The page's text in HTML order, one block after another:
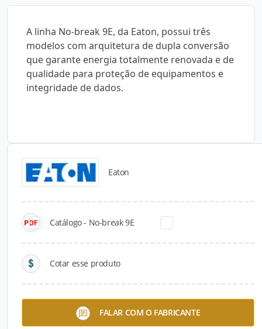
A linha No-break 9E, da Eaton, possui três
modelos com arquitetura de dupla conversão
que garante energia totalmente renovada e de
qualidade para proteção de equipamentos e
integridade de dados.
Eaton
Catálogo - No-break 9E
Cotar esse produto
FALAR COM O FABRICANTE
Catálogos para Download